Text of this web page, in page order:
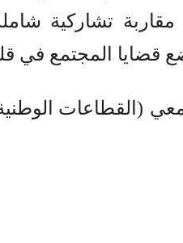
مقاربة تشاركية
قضايا المجتمع في
(القطاعات